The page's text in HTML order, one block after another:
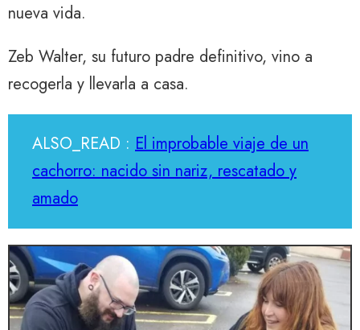
nueva vida.
Zeb Walter, su futuro padre definitivo, vino a
recogerla y llevarla a casa.
ALSO_READ : El improbable viaje de un
cachorro: nacido sin nariz, rescatado y
amado